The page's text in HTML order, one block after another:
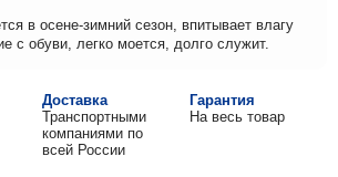
в осене-зимний сезон, впитывает влагу
с обуви, легко моется, долго служит.
Доставка
Транспортными
компаниями по
всей России
Гарантия
На весь товар